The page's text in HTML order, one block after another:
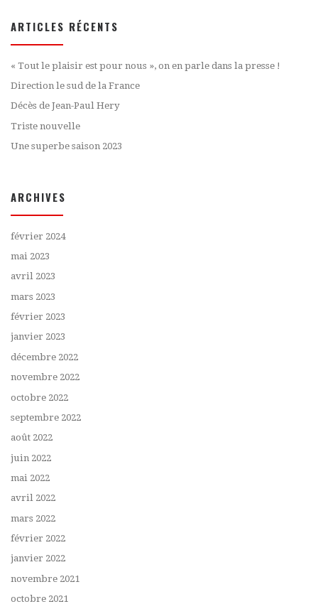
ARTICLES RÉCENTS
« Tout le plaisir est pour nous », on en parle dans la presse !
Direction le sud de la France
Décès de Jean-Paul Hery
Triste nouvelle
Une superbe saison 2023
ARCHIVES
février 2024
mai 2023
avril 2023
mars 2023
février 2023
janvier 2023
décembre 2022
novembre 2022
octobre 2022
septembre 2022
août 2022
juin 2022
mai 2022
avril 2022
mars 2022
février 2022
janvier 2022
novembre 2021
octobre 2021